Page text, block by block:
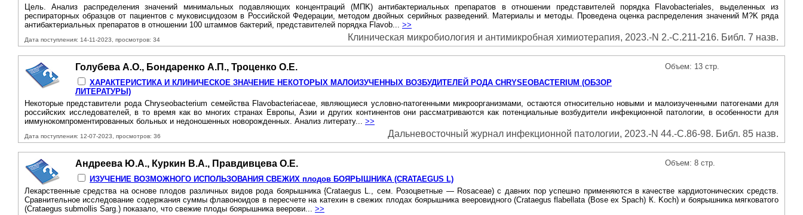
Цель. Анализ распределения значений минимальных подавляющих концентраций (MПK) антибактериальных препаратов в отношении представителей порядка Flavobacteriales, выделенных из
респираторных образцов от пациентов с муковисцидозом в Российской Федерации, методом двойных серийных разведений. Материалы и методы. Проведена оценка распределения значений M?K ряда
антибактериальных препаратов в отношении 100 штаммов бактерий, представителей порядка Flavob... >>
Дата поступления: 14-11-2023, просмотров: 34 Клиническая микробиология и антимикробная химиотерапия, 2023.-N 2.-С.211-216. Библ. 7 назв.
Голубева А.О., Бондаренко А.П., Троценко О.Е.
ХАРАКТЕРИСТИКА И КЛИНИЧЕСКОЕ ЗНАЧЕНИЕ НЕКОТОРЫХ МАЛОИЗУЧЕННЫХ ВОЗБУДИТЕЛЕЙ РОДА CHRYSEOBACTERIUM (ОБЗОР
ЛИТЕРАТУРЫ)
Объем: 13 стр.
Некоторые представители рода Chryseobacterium семейства Flavobacteriaceae, являющиеся условно-патогенными микроорганизмами, остаются относительно новыми и малоизученными патогенами для
российских исследователей, в то время как во многих странах Европы, Азии и других континентов они рассматриваются как потенциальные возбудители инфекционной патологии, в особенности для
иммунокомпроментированных больных и недоношенных новорожденных. Анализ литерату... >>
Дата поступления: 12-07-2023, просмотров: 36 Дальневосточный журнал инфекционной патологии, 2023.-N 44.-С.86-98. Библ. 85 назв.
Андреева Ю.А., Куркин В.А., Правдивцева О.Е.
ИЗУЧЕНИЕ ВОЗМОЖНОГО ИСПОЛЬЗОВАНИЯ СВЕЖИХ плодов БОЯРЫШНИКА (CRATAEGUS L)
Объем: 8 стр.
Лекарственные средства на основе плодов различных видов рода боярышника {Crataegus L., сем. Розоцветные — Rosaceae) с давних пор успешно применяются в качестве кардиотонических средств.
Сравнительное исследование содержания суммы флавоноидов в пересчете на катехин в свежих плодах боярышника вееровидного (Crataegus flabellata (Bose ex Spach) К. Koch) и боярышника мягковатого
(Crataegus submollis Sarg.) показало, что свежие плоды боярышника веерови... >>